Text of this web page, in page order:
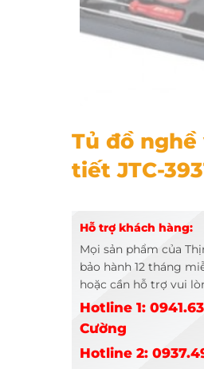
Tủ đồ nghề
tiết JTC-
Hỗ trợ khách hàng:
Mọi sản phẩm của
bảo hành 12 tháng
hoặc cần hỗ trợ vui
Hotline 1:
Cường
Hotline 2: